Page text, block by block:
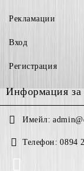
Рекламации
Вход
Регистрация
Информация за
Имейл:
Телефон: 0894